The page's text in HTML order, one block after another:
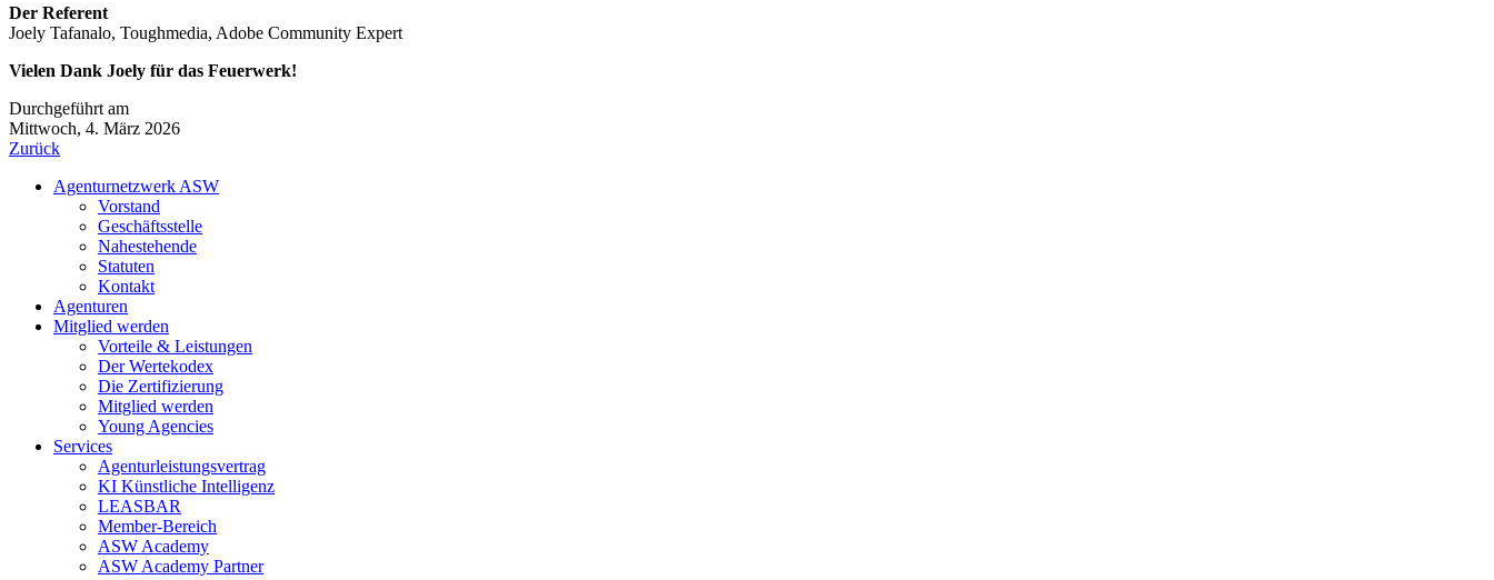
Der Referent
Joely Tafanalo, Toughmedia, Adobe Community Expert
Vielen Dank Joely für das Feuerwerk!
Durchgeführt am
Mittwoch, 4. März 2026
Zurück
Agenturnetzwerk ASW
Vorstand
Geschäftsstelle
Nahestehende
Statuten
Kontakt
Agenturen
Mitglied werden
Vorteile & Leistungen
Der Wertekodex
Die Zertifizierung
Mitglied werden
Young Agencies
Services
Agenturleistungsvertrag
KI Künstliche Intelligenz
LEASBAR
Member-Bereich
ASW Academy
ASW Academy Partner